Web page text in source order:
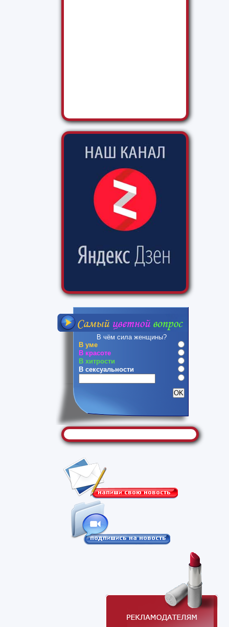
В чём сила женщины?
В уме
В красоте
В хитрости
В сексуальности